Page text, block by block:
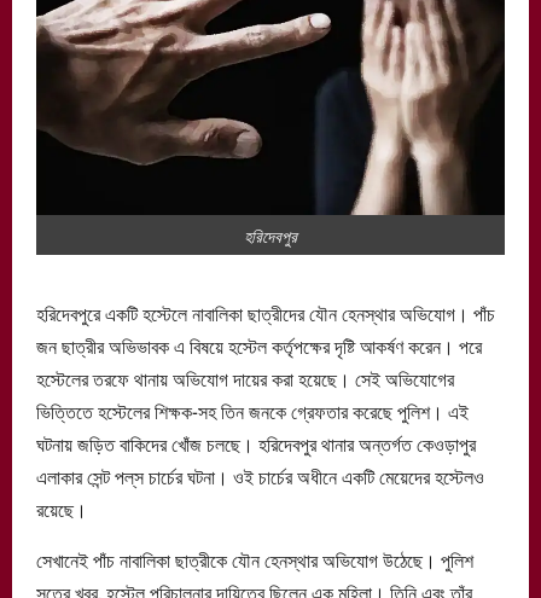
হরিদেবপুর
হরিদেবপুরে একটি হস্টেলে নাবালিকা ছাত্রীদের যৌন হেনস্থার অভিযোগ। পাঁচ
জন ছাত্রীর অভিভাবক এ বিষয়ে হস্টেল কর্তৃপক্ষের দৃষ্টি আকর্ষণ করেন। পরে
হস্টেলের তরফে থানায় অভিযোগ দায়ের করা হয়েছে। সেই অভিযোগের
ভিত্তিতে হস্টেলের শিক্ষক-সহ তিন জনকে গ্রেফতার করেছে পুলিশ। এই
ঘটনায় জড়িত বাকিদের খোঁজ চলছে। হরিদেবপুর থানার অন্তর্গত কেওড়াপুর
এলাকার সেন্ট পল্‌স চার্চের ঘটনা। ওই চার্চের অধীনে একটি মেয়েদের হস্টেলও
রয়েছে।
সেখানেই পাঁচ নাবালিকা ছাত্রীকে যৌন হেনস্থার অভিযোগ উঠেছে। পুলিশ
সূত্রে খবর, হস্টেল পরিচালনার দায়িত্বে ছিলেন এক মহিলা। তিনি এবং তাঁর